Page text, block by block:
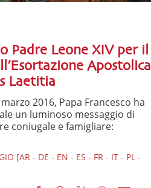
Padre Leone XIV per il
Apostolica
Laetitia
2016, Papa Francesco ha
un luminoso messaggio di
coniugale e famigliare:
[AR - DE - EN - ES - FR - IT - PL -